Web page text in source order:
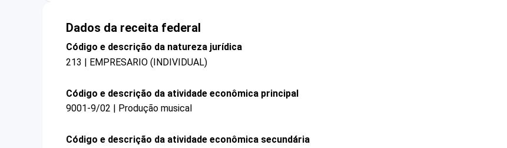
Dados da receita federal
Código e descrição da natureza jurídica
213 | EMPRESARIO (INDIVIDUAL)
Código e descrição da atividade econômica principal
9001-9/02 | Produção musical
Código e descrição da atividade econômica secundária